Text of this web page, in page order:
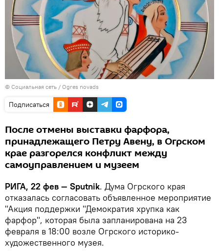
© Социальная сеть / Ogres novads
Подписаться
После отмены выставки фарфора,
принадлежащего Петру Авену, в Огрском
крае разгорелся конфликт между
самоуправлением и музеем
РИГА, 22 фев — Sputnik. Дума Огрского края
отказалась согласовать объявленное мероприятие
"Акция поддержки "Демократия хрупка как
фарфор", которая была запланирована на 23
февраля в 18:00 возле Огрского историко-
художественного музея.